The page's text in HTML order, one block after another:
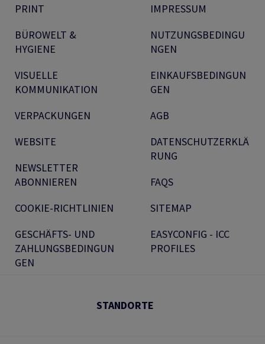
PRINT
BÜROWELT &
HYGIENE
VISUELLE
KOMMUNIKATION
VERPACKUNGEN
WEBSITE
NEWSLETTER
ABONNIEREN
COOKIE-RICHTLINIEN
GESCHÄFTS- UND
ZAHLUNGSBEDINGUN
GEN
IMPRESSUM
NUTZUNGSBEDINGU
NGEN
EINKAUFSBEDINGUN
GEN
AGB
DATENSCHUTZERKLÄ
RUNG
FAQS
SITEMAP
EASYCONFIG - ICC
PROFILES
STANDORTE